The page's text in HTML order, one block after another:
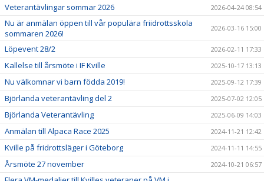
Veterantävlingar sommar 2026 2026-04-24 08:54
Nu är anmälan öppen till vår populära friidrottsskola
sommaren 2026!
2026-03-16 15:00
Löpevent 28/2 2026-02-11 17:33
Kallelse till årsmöte i IF Kville 2025-10-17 13:13
Nu välkomnar vi barn födda 2019! 2025-09-12 17:39
Björlanda veterantävling del 2 2025-07-02 12:05
Björlanda Veterantävling 2025-06-09 14:03
Anmälan till Alpaca Race 2025 2024-11-21 12:42
Kville på fridrottsläger i Göteborg 2024-11-11 14:55
Årsmöte 27 november 2024-10-21 06:57